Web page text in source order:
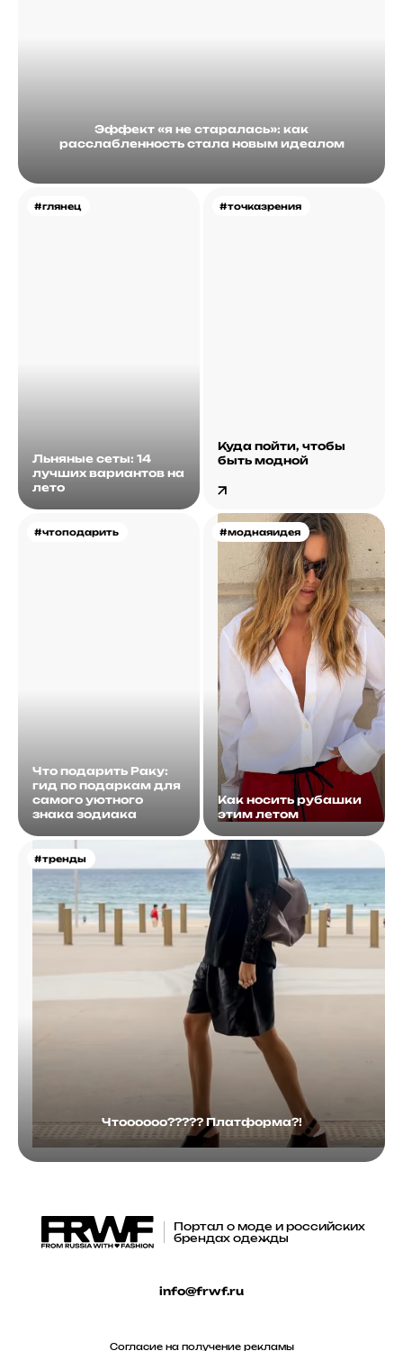
Эффект «я не старалась»: как
расслабленность стала новым идеалом
#глянец
Льняные сеты: 14
лучших вариантов на
лето
#точказрения
Куда пойти, чтобы
быть модной
#чтоподарить
Что подарить Раку:
гид по подаркам для
самого уютного
знака зодиака
#моднаяидея
Как носить рубашки
этим летом
#тренды
Чтоооооо????? Платформа?!
Портал о моде и российских
брендах одежды
info@frwf.ru
Согласие на получение рекламы